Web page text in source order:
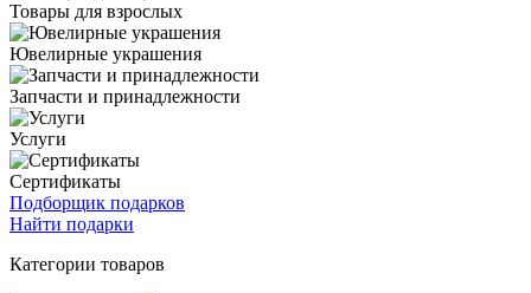
Товары для взрослых
Ювелирные украшения
Запчасти и принадлежности
Услуги
Сертификаты
Подборщик подарков
Найти подарки
Категории товаров